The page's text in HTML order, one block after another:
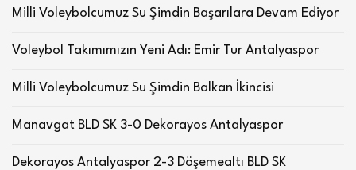
Milli Voleybolcumuz Su Şimdin Başarılara Devam Ediyor
Voleybol Takımımızın Yeni Adı: Emir Tur Antalyaspor
Milli Voleybolcumuz Su Şimdin Balkan İkincisi
Manavgat BLD SK 3-0 Dekorayos Antalyaspor
Dekorayos Antalyaspor 2-3 Döşemealtı BLD SK